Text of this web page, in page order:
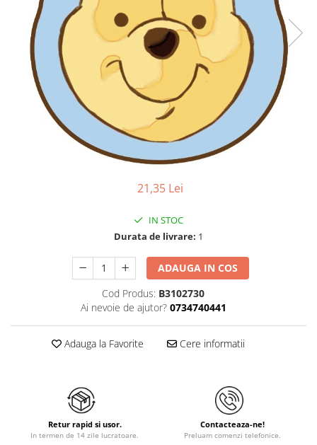
21,35 Lei
IN STOC
Durata de livrare: 1
ADAUGA IN COS
Cod Produs: B3102730
Ai nevoie de ajutor? 0734740441
Adauga la Favorite Cere informatii
Retur rapid si usor.
In termen de 14 zile lucratoare.
Contacteaza-ne!
Preluam comenzi telefonice.